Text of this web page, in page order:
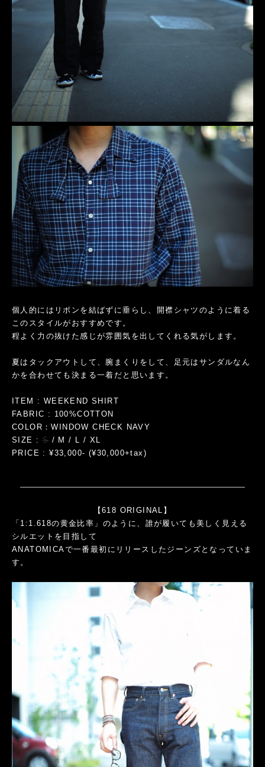
個人的にはリボンを結ばずに垂らし、開襟シャツのように着る
このスタイルがおすすめです。
程よく力の抜けた感じが雰囲気を出してくれる気がします。
夏はタックアウトして、腕まくりをして、足元はサンダルなん
かを合わせても決まる一着だと思います。
ITEM : WEEKEND SHIRT
FABRIC : 100%COTTON
COLOR：WINDOW CHECK NAVY
SIZE : S / M / L / XL
PRICE : ¥33,000- (¥30,000+tax)
【618 ORIGINAL】
「1:1.618の黄金比率」のように、誰が履いても美しく見える
シルエットを目指して
ANATOMICAで一番最初にリリースしたジーンズとなっていま
す。